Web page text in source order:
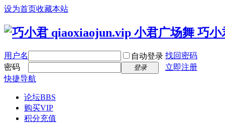
设为首页收藏本站
用户名 自动登录 找回密码
密码
登录
立即注册
快捷导航
论坛BBS
购买VIP
积分充值